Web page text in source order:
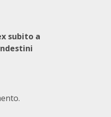
subito a